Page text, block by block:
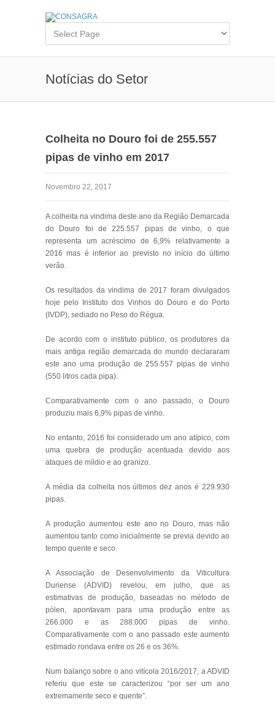
Notícias do Setor
Colheita no Douro foi de 255.557
pipas de vinho em 2017
Novembro 22, 2017
A colheita na vindima deste ano da Região Demarcada
do Douro foi de 225.557 pipas de vinho, o que
representa um acréscimo de 6,9% relativamente a
2016 mas é inferior ao previsto no início do último
verão.
Os resultados da vindima de 2017 foram divulgados
hoje pelo Instituto dos Vinhos do Douro e do Porto
(IVDP), sediado no Peso do Régua.
De acordo com o instituto público, os produtores da
mais antiga região demarcada do mundo declararam
este ano uma produção de 255.557 pipas de vinho
(550 litros cada pipa).
Comparativamente com o ano passado, o Douro
produziu mais 6,9% pipas de vinho.
No entanto, 2016 foi considerado um ano atípico, com
uma quebra de produção acentuada devido aos
ataques de míldio e ao granizo.
A média da colheita nos últimos dez anos é 229.930
pipas.
A produção aumentou este ano no Douro, mas não
aumentou tanto como inicialmente se previa devido ao
tempo quente e seco.
A Associação de Desenvolvimento da Viticultura
Duriense (ADVID) revelou, em julho, que as
estimativas de produção, baseadas no método de
pólen, apontavam para uma produção entre as
266.000 e as 288.000 pipas de vinho.
Comparativamente com o ano passado este aumento
estimado rondava entre os 26 e os 36%.
Num balanço sobre o ano vitícola 2016/2017, a ADVID
referiu que este se caracterizou “por ser um ano
extremamente seco e quente”.